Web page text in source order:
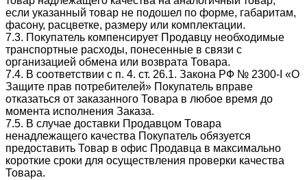
если указанный товар не подошел по форме, габаритам,
фасону, расцветке, размеру или комплектации.
7.3. Покупатель компенсирует Продавцу необходимые
транспортные расходы, понесенные в связи с
организацией обмена или возврата Товара.
7.4. В соответствии с п. 4. ст. 26.1. Закона РФ № 2300-I «О
Защите прав потребителей» Покупатель вправе
отказаться от заказанного Товара в любое время до
момента исполнения Заказа.
7.5. В случае доставки Продавцом Товара
ненадлежащего качества Покупатель обязуется
предоставить Товар в офис Продавца в максимально
короткие сроки для осуществления проверки качества
Товара.